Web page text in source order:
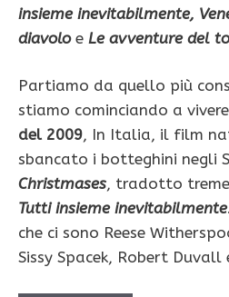
insieme inevitabilmente,
diavoloe Le avventure del
Partiamo da quello più
stiamo cominciando a
del 2009, In Italia, il film
sbancato i botteghini negli
Christmases, tradotto
Tutti insieme inevitabilmente
che ci sono Reese
Sissy Spacek, Robert Duvall